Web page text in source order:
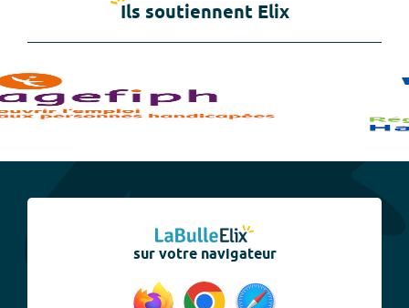
Ils soutiennent Elix
sur votre navigateur